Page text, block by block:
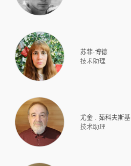
苏菲·博德
技术助理
尤金 . 茹科夫斯基
技术助理